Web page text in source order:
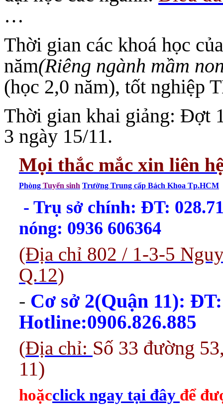
…
Thời gian các khoá học
năm(Riêng ngành mầm
(học 2,0 năm), tốt nghiệp
Thời gian khai giảng: Đợt
3 ngày 15/11.
Mọi thắc mắc xin liên
Phòng Tuyển sinh Trường Trung cấp Bách Khoa Tp.HCM
- Trụ sở chính: ĐT:
nóng: 0936 606364
(Địa chỉ 802 / 1-3-5
Q.12)
- Cơ sở 2(Quận 11): ĐT:
Hotline:0906.826.885
(Địa chỉ: Số 33 đường
11)
hoặcclick ngay tại đây để